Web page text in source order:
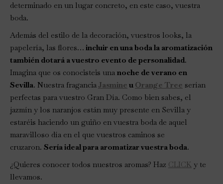
determinado en un lugar concreto, en este caso, vuestra
boda.
Además del estilo de la decoración, vuestros looks, la
papelería, las flores… incluir en una boda la aromatización
también dotará a vuestro evento de personalidad.
Imagina que os conocisteis una noche de verano en
Sevilla. Nuestra fragancia Jasmine u Orange Tree serían
perfectas para vuestro Gran Día. Como bien sabes, el
jazmín y los naranjos están muy presente en Sevilla y
estaréis haciendo un guiño en vuestra boda de aquel
maravilloso día en el que vuestros caminos se
cruzaron. Sería ideal para aromatizar vuestra boda.
¿Quieres conocer todos nuestros aromas? Haz CLICK y te
llevamos.